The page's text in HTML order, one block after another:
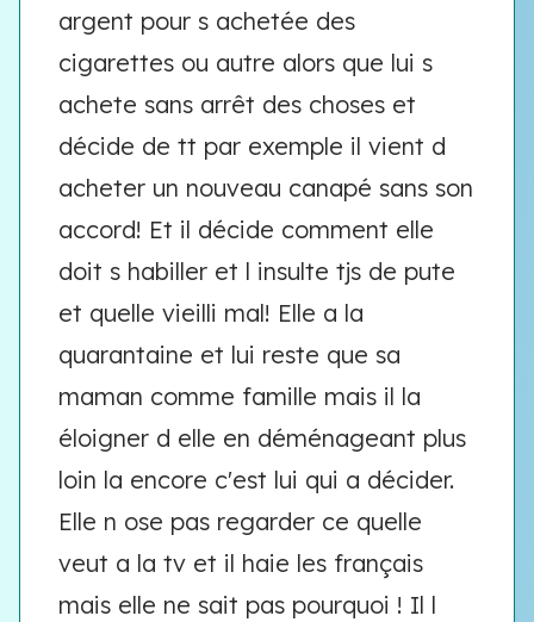
argent pour s achetée des
cigarettes ou autre alors que lui s
achete sans arrêt des choses et
décide de tt par exemple il vient d
acheter un nouveau canapé sans son
accord! Et il décide comment elle
doit s habiller et l insulte tjs de pute
et quelle vieilli mal! Elle a la
quarantaine et lui reste que sa
maman comme famille mais il la
éloigner d elle en déménageant plus
loin la encore c'est lui qui a décider.
Elle n ose pas regarder ce quelle
veut a la tv et il haie les français
mais elle ne sait pas pourquoi ! Il l